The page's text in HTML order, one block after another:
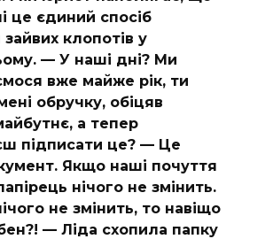
це єдиний спосіб
клопотів у
— У наші дні? Ми
вже майже рік, ти
обручку, обіцяв
а тепер
підписати це? — Це
Якщо наші почуття
нічого не змінить.
не змінить, то навіщо
— Ліда схопила папку